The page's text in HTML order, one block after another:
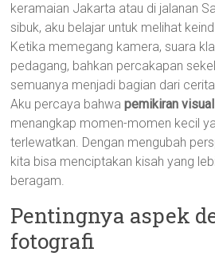
keramaian Jakarta atau di jalanan
sibuk, aku belajar untuk melihat
Ketika memegang kamera, suara
pedagang, bahkan percakapan
semuanya menjadi bagian dari
Aku percaya bahwapemikiran visual
menangkap momen-momen kecil
terlewatkan. Dengan mengubah
kita bisa menciptakan kisah yang
beragam.
Pentingnya aspek
fotografi